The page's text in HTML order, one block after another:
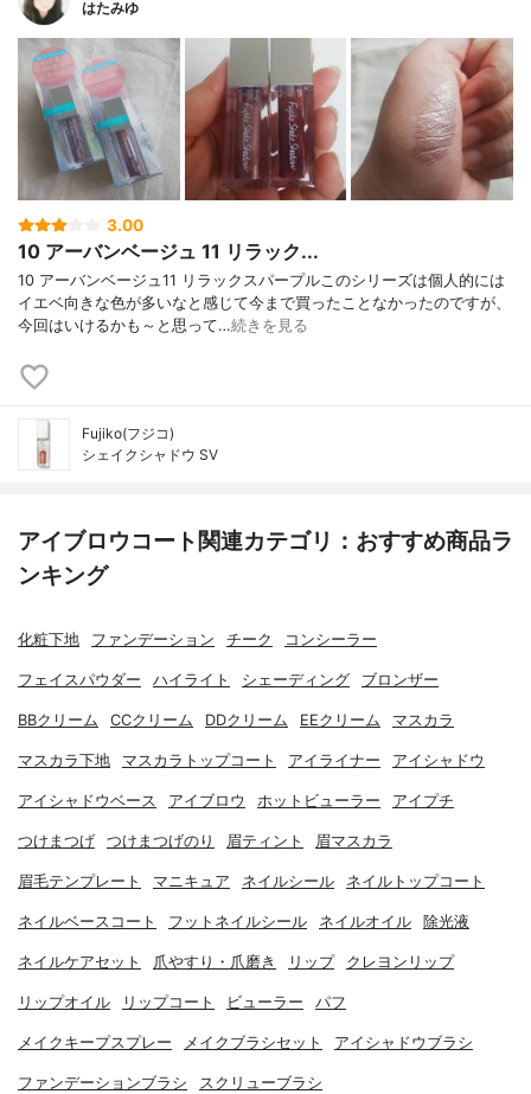
はたみゆ
3.00
10 アーバンベージュ 11 リラック...
10 アーバンベージュ11 リラックスパープルこのシリーズは個人的には
イエベ向きな色が多いなと感じて今まで買ったことなかったのですが、
今回はいけるかも～と思って…続きを見る
Fujiko(フジコ)
シェイクシャドウ SV
アイブロウコート関連カテゴリ：おすすめ商品ラ
ンキング
化粧下地 ファンデーション チーク コンシーラー
フェイスパウダー ハイライト シェーディング ブロンザー
BBクリーム CCクリーム DDクリーム EEクリーム マスカラ
マスカラ下地 マスカラトップコート アイライナー アイシャドウ
アイシャドウベース アイブロウ ホットビューラー アイプチ
つけまつげ つけまつげのり 眉ティント 眉マスカラ
眉毛テンプレート マニキュア ネイルシール ネイルトップコート
ネイルベースコート フットネイルシール ネイルオイル 除光液
ネイルケアセット 爪やすり・爪磨き リップ クレヨンリップ
リップオイル リップコート ビューラー パフ
メイクキープスプレー メイクブラシセット アイシャドウブラシ
ファンデーションブラシ スクリューブラシ